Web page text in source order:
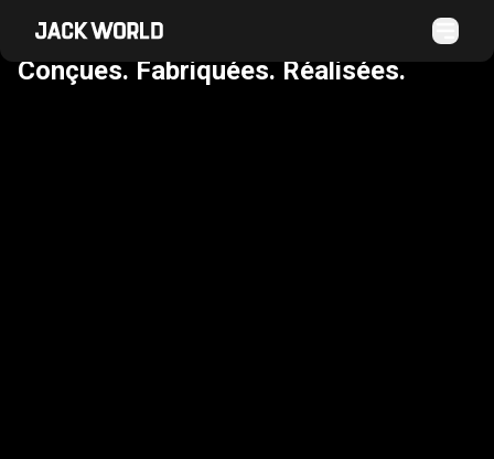
VOS IDÉES.
Conçues. Fabriquées. Réalisées.